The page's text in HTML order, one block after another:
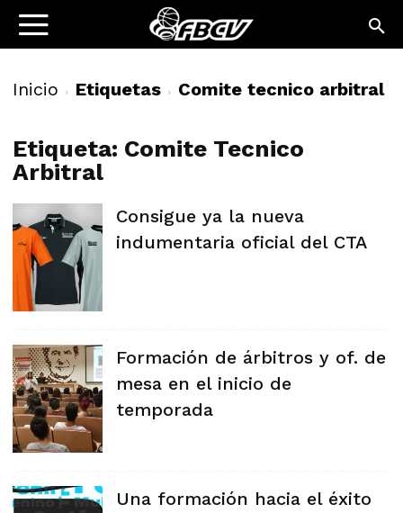
Inicio Etiquetas Comite tecnico arbitral
Etiqueta: Comite Tecnico
Arbitral
Consigue ya la nueva
indumentaria oficial del CTA
Formación de árbitros y of. de
mesa en el inicio de
temporada
Una formación hacia el éxito